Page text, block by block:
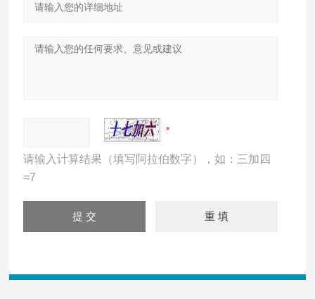
请输入计算结果（填写阿拉伯数字），如：三加四
=7